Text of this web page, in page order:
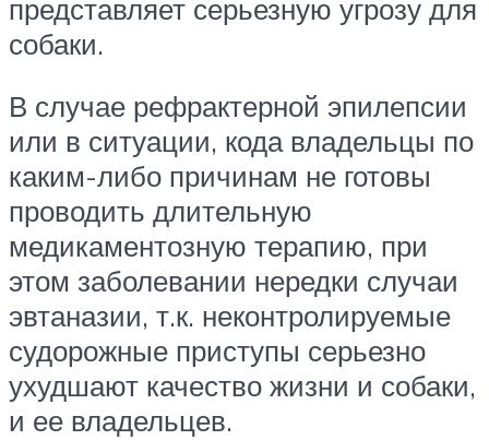
представляет серьезную угрозу для
собаки.
В случае рефрактерной эпилепсии
или в ситуации, кода владельцы по
каким-либо причинам не готовы
проводить длительную
медикаментозную терапию, при
этом заболевании нередки случаи
эвтаназии, т.к. неконтролируемые
судорожные приступы серьезно
ухудшают качество жизни и собаки,
и ее владельцев.